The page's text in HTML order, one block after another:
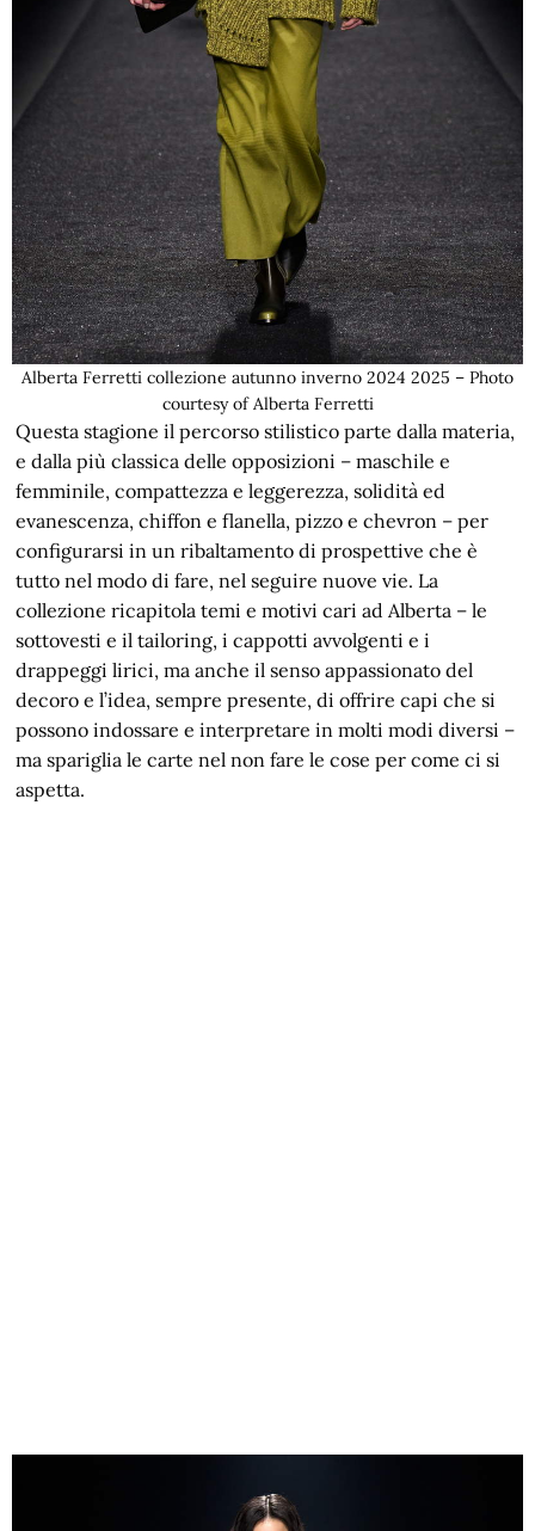
Alberta Ferretti collezione autunno inverno 2024 2025 – Photo
courtesy of Alberta Ferretti
Questa stagione il percorso stilistico parte dalla materia,
e dalla più classica delle opposizioni – maschile e
femminile, compattezza e leggerezza, solidità ed
evanescenza, chiffon e flanella, pizzo e chevron – per
configurarsi in un ribaltamento di prospettive che è
tutto nel modo di fare, nel seguire nuove vie. La
collezione ricapitola temi e motivi cari ad Alberta – le
sottovesti e il tailoring, i cappotti avvolgenti e i
drappeggi lirici, ma anche il senso appassionato del
decoro e l’idea, sempre presente, di offrire capi che si
possono indossare e interpretare in molti modi diversi –
ma spariglia le carte nel non fare le cose per come ci si
aspetta.